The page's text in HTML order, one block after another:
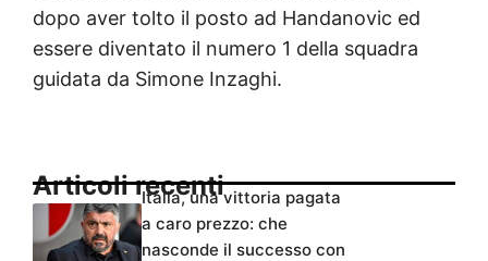
dopo aver tolto il posto ad Handanovic ed
essere diventato il numero 1 della squadra
guidata da Simone Inzaghi.
Articoli recentiItalia, una vittoria pagata
a caro prezzo: che
nasconde il successo con